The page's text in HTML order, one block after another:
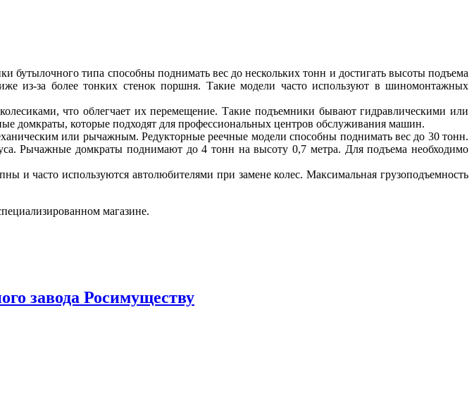
типа способны поднимать вес до нескольких тонн и достигать высоты подъема
из-за более тонких стенок поршня. Такие модели часто используют в шиномонтажных
что облегчает их перемещение. Такие подъемники бывают гидравлическими или
домкраты, которые подходят для профессиональных центров обслуживания машин.
или рычажным. Редукторные реечные модели способны поднимать вес до 30 тонн.
Рычажные домкраты поднимают до 4 тонн на высоту 0,7 метра. Для подъема необходимо
и часто используются автолюбителями при замене колес. Максимальная грузоподъемность
магазине.
завода Росимуществу